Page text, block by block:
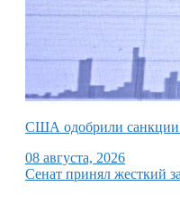
США одобрили санкции
08 августа, 2026
Сенат принял жесткий